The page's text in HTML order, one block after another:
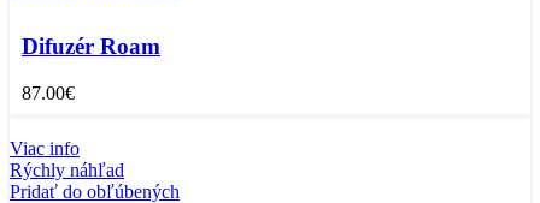
Difuzér Roam
87.00€
Viac info
Rýchly náhľad
Pridať do obľúbených